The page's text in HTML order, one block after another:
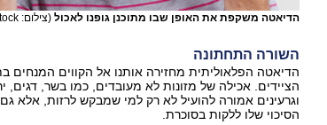
הדיאטה משקפת את האופן שבו מתוכנן גופנו לאכול (צילום: shutterstock )
השורה התחתונה
הדיאטה הפלאוליתית מחזירה אותנו אל הקווים המנחים
הציידים. אכילה של מזונות לא מעובדים, כמו בשר, דגים,
וגרעינים אמורה להועיל לא רק למי שמבקש לרזות, אלא
הסיכוי שלו ללקות בסוכרת.